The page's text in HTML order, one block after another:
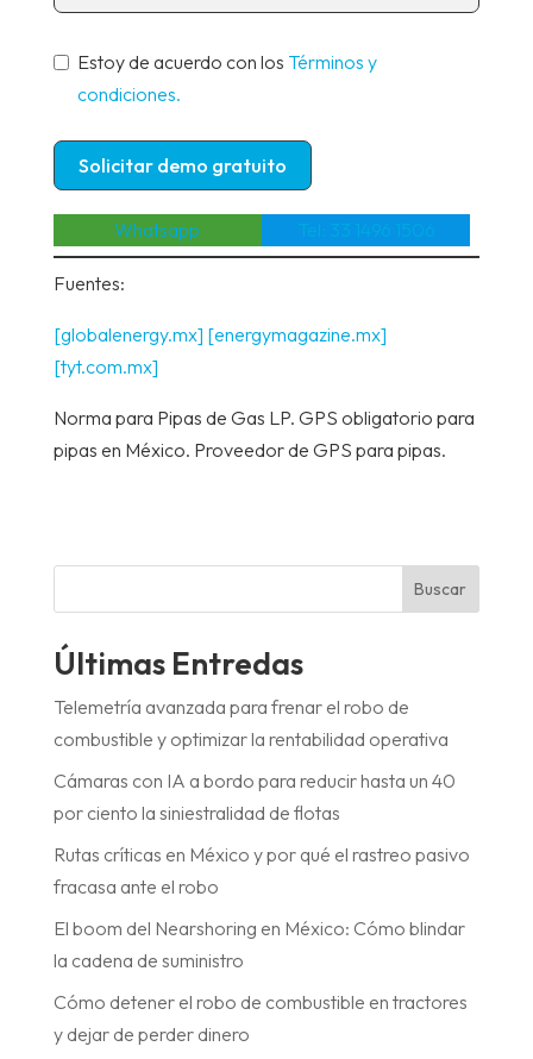
Estoy de acuerdo con los Términos y
condiciones.
Solicitar demo gratuito
Whatsapp
Fuentes:
[globalenergy.mx] [energymagazine.mx]
[tyt.com.mx]
Norma para Pipas de Gas LP. GPS obligatorio para
pipas en México. Proveedor de GPS para pipas.
Buscar
Últimas Entredas
Telemetría avanzada para frenar el robo de
combustible y optimizar la rentabilidad operativa
Cámaras con IA a bordo para reducir hasta un 40
por ciento la siniestralidad de flotas
Rutas críticas en México y por qué el rastreo pasivo
fracasa ante el robo
El boom del Nearshoring en México: Cómo blindar
la cadena de suministro
Cómo detener el robo de combustible en tractores
y dejar de perder dinero